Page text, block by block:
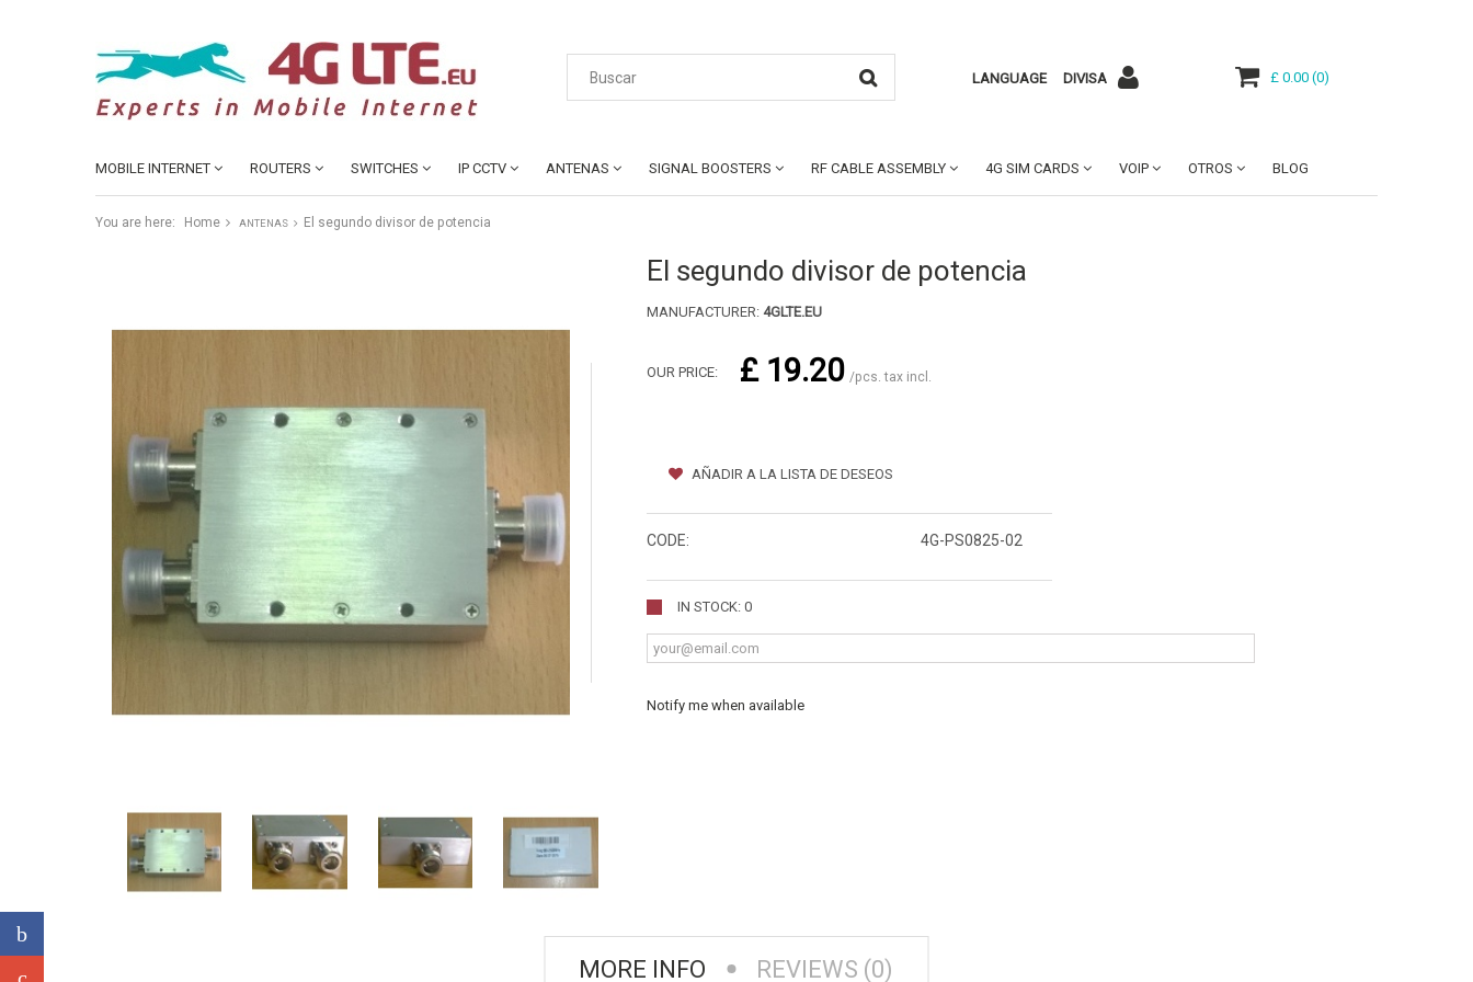
LANGUAGE DIVISA £ 0.00 (0)
MOBILE INTERNET ROUTERS SWITCHES IP CCTV ANTENAS SIGNAL BOOSTERS RF CABLE ASSEMBLY 4G SIM CARDS VOIP OTROS BLOG
You are here: Home ANTENAS El segundo divisor de potencia
El segundo divisor de potencia
MANUFACTURER: 4GLTE.EU
OUR PRICE: £ 19.20 /pcs. tax incl.
AÑADIR A LA LISTA DE DESEOS
CODE: 4G-PS0825-02
IN STOCK: 0
Notify me when available
MORE INFO REVIEWS (0)